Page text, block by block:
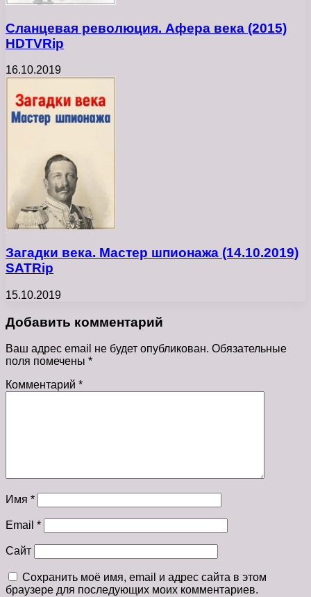
Сланцевая революция. Афера века (2015)
HDTVRip
16.10.2019
Загадки века. Мастер шпионажа (14.10.2019)
SATRip
15.10.2019
Добавить комментарий
Ваш адрес email не будет опубликован. Обязательные
поля помечены *
Комментарий *
Имя *
Email *
Сайт
Сохранить моё имя, email и адрес сайта в этом
браузере для последующих моих комментариев.